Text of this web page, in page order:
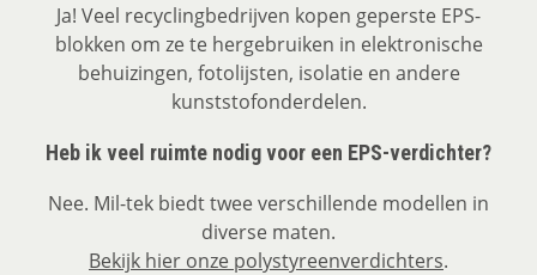
Ja! Veel recyclingbedrijven kopen geperste EPS-
blokken om ze te hergebruiken in elektronische
behuizingen, fotolijsten, isolatie en andere
kunststofonderdelen.
Heb ik veel ruimte nodig voor een EPS-verdichter?
Nee. Mil-tek biedt twee verschillende modellen in
diverse maten.
Bekijk hier onze polystyreenverdichters.